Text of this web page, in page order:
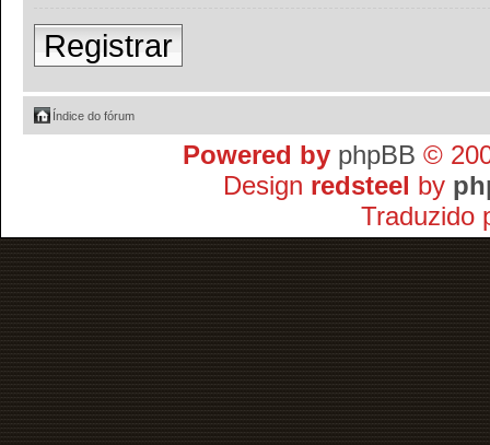
Registrar
Índice do fórum
Powered by phpBB ©
Design redsteel by
Traduzido